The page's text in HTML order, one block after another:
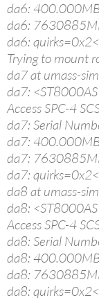
da6:
da6:
da6:
Trying to mount
da7 at umass-
da7:
Access SPC-4
da7: Serial
da7:
da7:
da7:
da8 at umass-
da8:
Access SPC-4
da8: Serial
da8:
da8:
da8: